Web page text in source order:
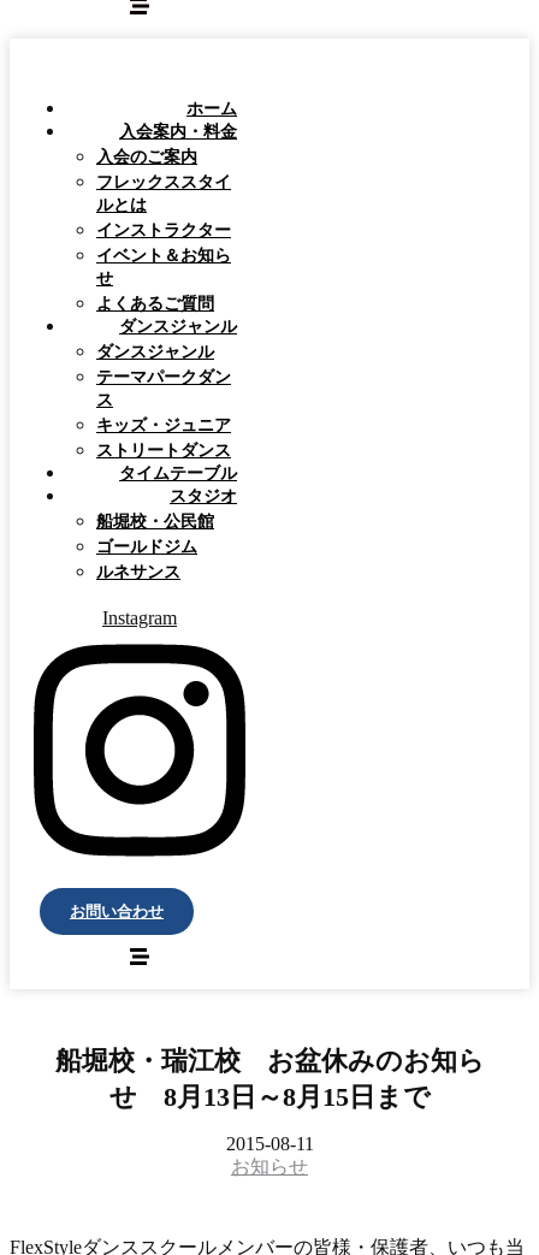
ホーム
入会案内・料金
入会のご案内
フレックススタイ
ルとは
インストラクター
イベント＆お知ら
せ
よくあるご質問
ダンスジャンル
ダンスジャンル
テーマパークダン
ス
キッズ・ジュニア
ストリートダンス
タイムテーブル
スタジオ
船堀校・公民館
ゴールドジム
ルネサンス
Instagram
お問い合わせ
船堀校・瑞江校 お盆休みのお知ら
せ 8月13日～8月15日まで
2015-08-11
お知らせ
FlexStyleダンススクールメンバーの皆様・保護者、いつも当